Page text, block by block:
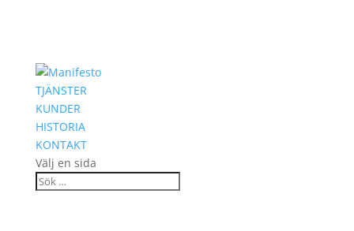
TJÄNSTER
KUNDER
HISTORIA
KONTAKT
Välj en sida